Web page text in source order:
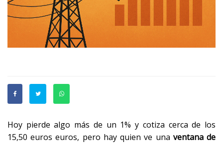
Hoy pierde algo más de un 1% y cotiza cerca de los
15,50 euros euros, pero hay quien ve una ventana de